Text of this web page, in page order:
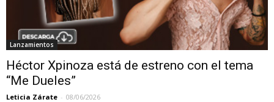
Lanzamientos
Héctor Xpinoza está de estreno con el tema
“Me Dueles”
Leticia Zárate - 08/06/2026